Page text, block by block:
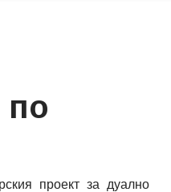
по
проект за дуално